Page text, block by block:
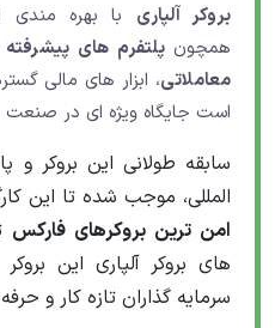
بروکر آلپاری با بهره مندی
همچون پلتفرم های پیشرفته
معاملاتی، ابزار های مالی
است جایگاه ویژه ای در صنعت
سابقه طولانی این بروکر و
المللی، موجب شده تا این
امن ترین بروکرهای فارکس
های بروکر آلپاری این
سرمایه گذاران تازه کار و